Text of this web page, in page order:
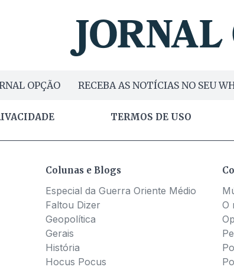
OPÇÃO RECEBA AS NOTÍCIAS NO SEU
TERMOS DE USO
Colunas e Blogs
Especial da Guerra Oriente Médio
Faltou Dizer
Geopolítica
Gerais
História
Hocus Pocus
O